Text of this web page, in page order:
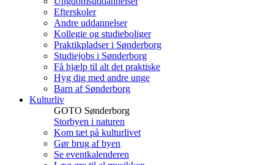
Efterskoler
Andre uddannelser
Kollegie og studieboliger
Praktikpladser i Sønderborg
Studiejobs i Sønderborg
Få hjælp til alt det praktiske
Hyg dig med andre unge
Barn af Sønderborg
Kulturliv
GOTO Sønderborg
Storbyen i naturen
Kom tæt på kulturlivet
Gør brug af byen
Se eventkalenderen